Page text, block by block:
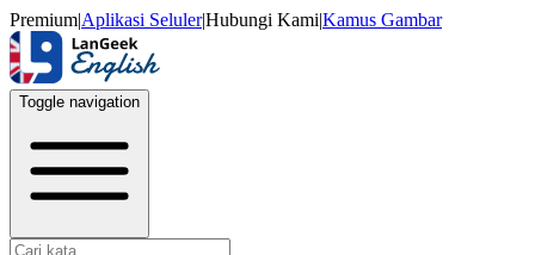
Premium|Aplikasi Seluler|Hubungi Kami|Kamus Gambar
Toggle navigation